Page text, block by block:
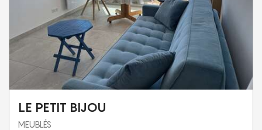
LE PETIT BIJOU
MEUBLÉS